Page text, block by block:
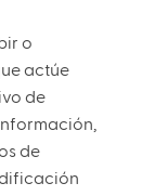
o
actúe
de
de